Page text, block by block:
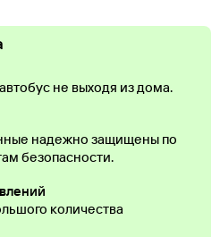
не выходя из дома.
надежно защищены по
безопасности.
количества